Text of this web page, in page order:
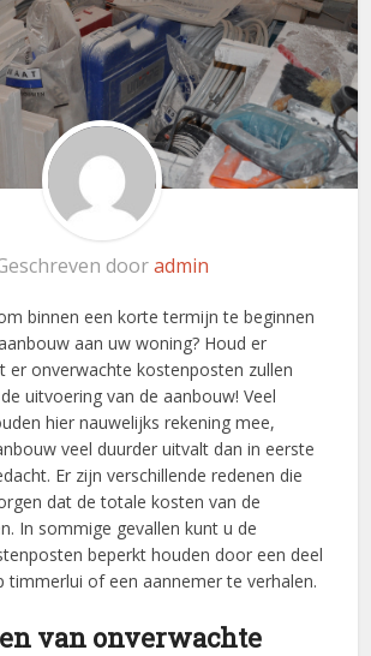
dooradmin
binnen een korte termijn te beginnen
aan uw woning? Houd er
er onverwachte kostenposten zullen
uitvoering van de aanbouw! Veel
hier nauwelijks rekening mee,
veel duurder uitvalt dan in eerste
Er zijn verschillende redenen die
dat de totale kosten van de
In sommige gevallen kunt u de
beperkt houden door een deel
timmerlui of een aannemer te verhalen.
van onverwachte